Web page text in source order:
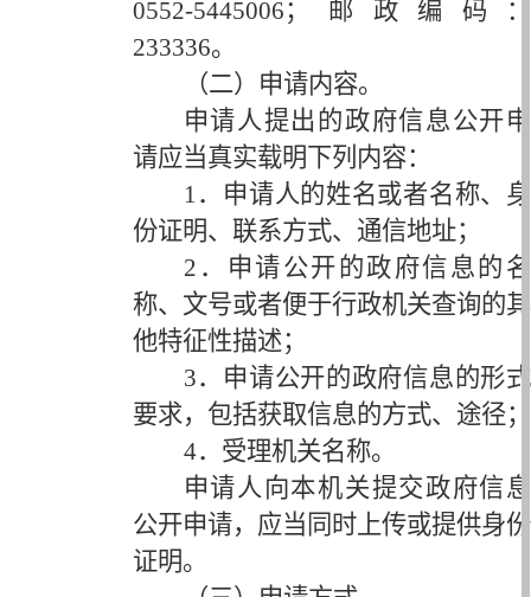
0552-5445006；邮政编码：
233336。
（二）申请内容。
申请人提出的政府信息公开申
请应当真实载明下列内容：
1．申请人的姓名或者名称、身
份证明、联系方式、通信地址；
2．申请公开的政府信息的名
称、文号或者便于行政机关查询的其
他特征性描述；
3．申请公开的政府信息的形式
要求，包括获取信息的方式、途径；
4．受理机关名称。
申请人向本机关提交政府信息
公开申请，应当同时上传或提供身份
证明。